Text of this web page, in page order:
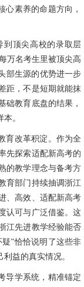
心素养的命题方向，
到顶尖高校的录取层
万名考生里被顶尖高
部生源的优势进一步
距，不是短期就能抹
础教育底盘的结果，
。
育改革积淀。作为全
先探索适配新高考的
的教学理念与备考方
育部门持续抽调浙江
、高效、适配新高考
认可与广泛借鉴。这
江先进教学经验能否
”恰恰说明了这些非
益的真实情况。
导学系统，精准锚定